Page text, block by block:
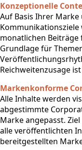
Konzeptionelle
Auf Basis Ihrer
monatlichen Beiträge
Grundlage für
Reichweitenzusage
Markenkonforme
Alle Inhalte werden
abgestimmte
Marke angepasst.
alle veröffentlichten
bereitgestellten